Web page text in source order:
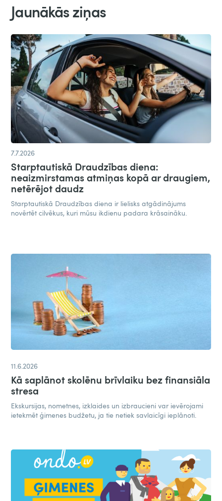
Jaunākās ziņas
7.7.2026
Starptautiskā Draudzības diena:
neaizmirstamas atmiņas kopā ar draugiem,
netērējot daudz​
Starptautiskā Draudzības diena ir lielisks atgādinājums
novērtēt cilvēkus, kuri mūsu ikdienu padara krāsaināku.
11.6.2026
Kā saplānot skolēnu brīvlaiku bez finansiāla
stresa
Ekskursijas, nometnes, izklaides un izbraucieni var ievērojami
ietekmēt ģimenes budžetu, ja tie netiek savlaicīgi ieplānoti.